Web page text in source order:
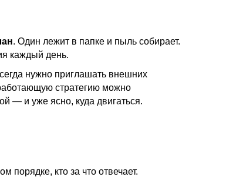
. Один лежит в папке и пыль собирает.
каждый день.
нужно приглашать внешних
стратегию можно
— и уже ясно, куда двигаться.
порядке, кто за что отвечает.